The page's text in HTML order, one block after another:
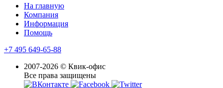
На главную
Компания
Информация
Помощь
+7 495 649-65-88
2007-2026 © Квик-офис
Все права защищены